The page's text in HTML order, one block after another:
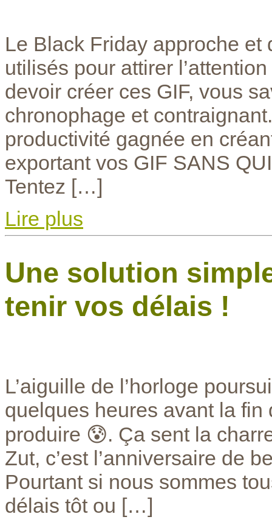
Le Black Friday approche et
utilisés pour attirer
devoir créer ces GIF, vous
chronophage et
productivité gagnée en
exportant vos GIF SANS
Tentez […]
Lire plus
Une solution
tenir vos délais !
L’aiguille de l’horloge
quelques heures avant la
produire 😰. Ça sent la
Zut, c’est l’anniversaire de
Pourtant si nous sommes
délais tôt ou […]